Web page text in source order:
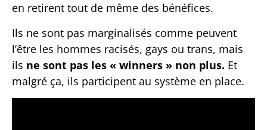
en retirent tout de même des bénéfices.
Ils ne sont pas marginalisés comme peuvent
l’être les hommes racisés, gays ou trans, mais
ils ne sont pas les « winners » non plus. Et
malgré ça, ils participent au système en place.